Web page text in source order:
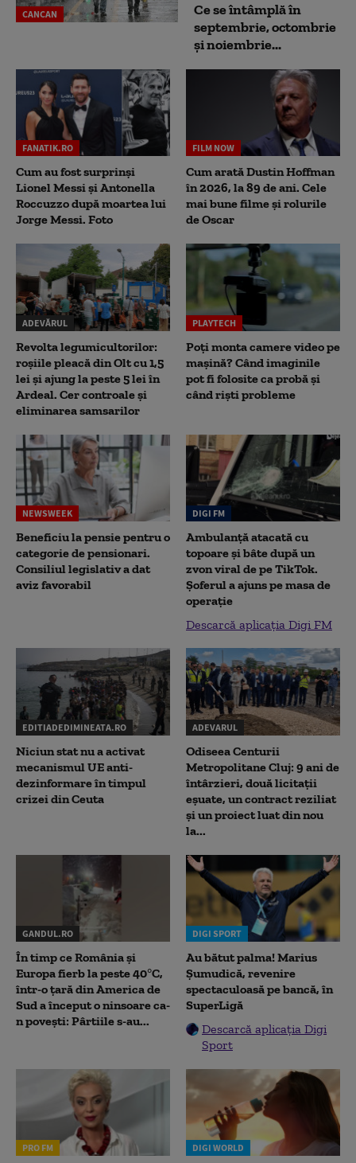
CANCAN
Ce se întâmplă în
septembrie, octombrie
și noiembrie...
FANATIK.RO
Cum au fost surprinși
Lionel Messi și Antonella
Roccuzzo după moartea lui
Jorge Messi. Foto
FILM NOW
Cum arată Dustin Hoffman
în 2026, la 89 de ani. Cele
mai bune filme și rolurile
de Oscar
ADEVĂRUL
Revolta legumicultorilor:
roșiile pleacă din Olt cu 1,5
lei și ajung la peste 5 lei în
Ardeal. Cer controale și
eliminarea samsarilor
PLAYTECH
Poți monta camere video pe
mașină? Când imaginile
pot fi folosite ca probă și
când riști probleme
NEWSWEEK
Beneficiu la pensie pentru o
categorie de pensionari.
Consiliul legislativ a dat
aviz favorabil
DIGI FM
Ambulanță atacată cu
topoare și bâte după un
zvon viral de pe TikTok.
Șoferul a ajuns pe masa de
operație
Descarcă aplicația Digi FM
EDITIADEDIMINEATA.RO
Niciun stat nu a activat
mecanismul UE anti-
dezinformare în timpul
crizei din Ceuta
ADEVARUL
Odiseea Centurii
Metropolitane Cluj: 9 ani de
întârzieri, două licitații
eșuate, un contract reziliat
și un proiect luat din nou
la...
GANDUL.RO
În timp ce România și
Europa fierb la peste 40°C,
într-o țară din America de
Sud a început o ninsoare ca-
n povești: Pârtiile s-au...
DIGI SPORT
Au bătut palma! Marius
Șumudică, revenire
spectaculoasă pe bancă, în
SuperLigă
Descarcă aplicația Digi
Sport
PRO FM DIGI WORLD